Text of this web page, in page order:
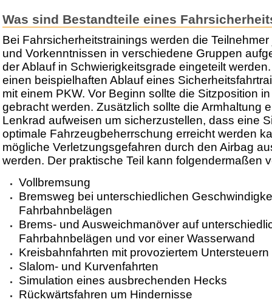
Was sind Bestandteile eines
Bei Fahrsicherheitstrainings werden die
und Vorkenntnissen in verschiedene Gruppen
der Ablauf in Schwierigkeitsgrade eingeteilt
einen beispielhaften Ablauf eines
mit einem PKW. Vor Beginn sollte die Sitzposition
gebracht werden. Zusätzlich sollte die Armhaltung
Lenkrad aufweisen um sicherzustellen, dass eine
optimale Fahrzeugbeherrschung erreicht werden
mögliche Verletzungsgefahren durch den Airbag
werden. Der praktische Teil kann folgendermaßen
Vollbremsung
Bremsweg bei unterschiedlichen
Fahrbahnbelägen
Brems- und Ausweichmanöver auf
Fahrbahnbelägen und vor einer Wasserwand
Kreisbahnfahrten mit provoziertem
Slalom- und Kurvenfahrten
Simulation eines ausbrechenden Hecks
Rückwärtsfahren um Hindernisse